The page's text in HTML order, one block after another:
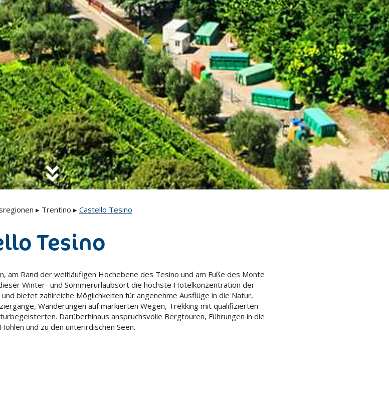
▸ Trentino ▸ Castello Tesino
Tesino
am Rand der weitläufigen Hochebene des Tesino und am Fuße des Monte
Winter- und Sommerurlaubsort die höchste Hotelkonzentration der
bietet zahlreiche Möglichkeiten für angenehme Ausflüge in die Natur,
Wanderungen auf markierten Wegen, Trekking mit qualifizierten
Darüberhinaus anspruchsvolle Bergtouren, Führungen in die
und zu den unterirdischen Seen.